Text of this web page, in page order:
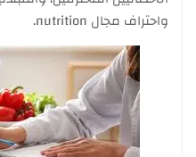
واحتراف مجال nutrition.